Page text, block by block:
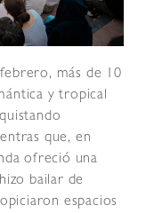
más de 10
y tropical
que, en
ofreció una
bailar de
espacios